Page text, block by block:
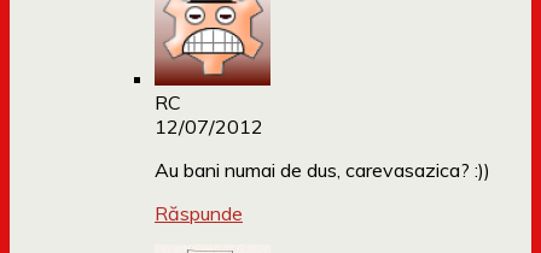
RC
12/07/2012
Au bani numai de dus, carevasazica? :))
Răspunde